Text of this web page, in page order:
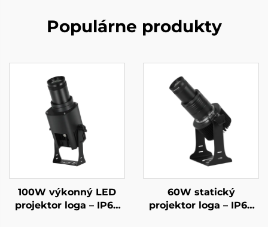
Populárne produkty
100W výkonný LED
projektor loga – IP67
60W statický
projektor loga – IP67